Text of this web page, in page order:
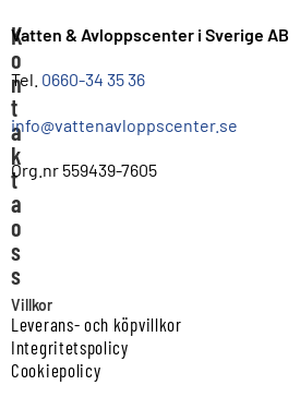
K
o
n
t
a
k
t
a
o
s
s
Vatten & Avloppscenter i Sverige AB
Tel. 0660-34 35 36
info@vattenavloppscenter.se
Org.nr 559439-7605
Villkor
Leverans- och köpvillkor
Integritetspolicy
Cookiepolicy